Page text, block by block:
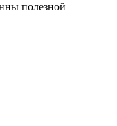
полезной